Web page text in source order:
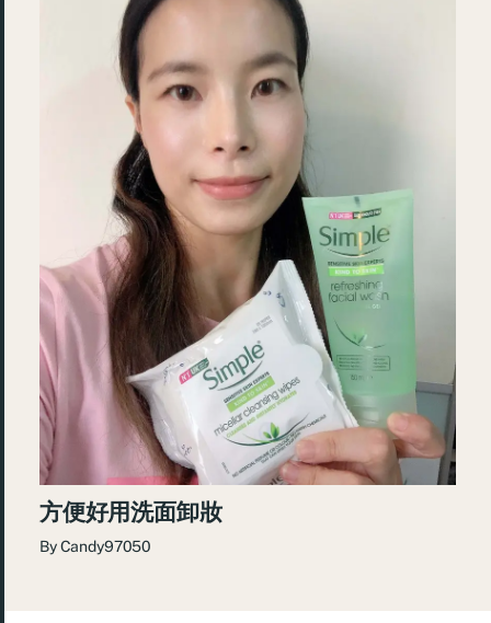
方便好用洗面卸妝
ByCandy97050